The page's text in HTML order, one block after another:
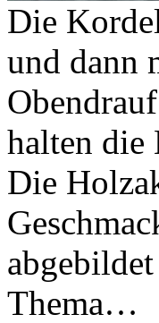
Die
und dann
halten die
Die
Thema…